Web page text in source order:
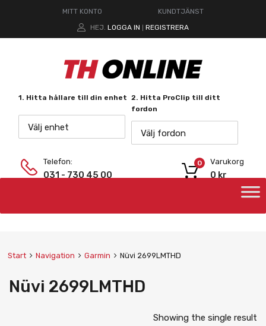
MITT KONTO
KUNDTJÄNST
HEJ. LOGGA IN REGISTRERA
1. Hitta hållare till din enhet
Välj enhet
2. Hitta ProClip till ditt
fordon
Välj fordon
Telefon:
031 - 730 45 00
Varukorg
0 kr
0
Start Navigation Garmin Nüvi 2699LMTHD
Nüvi 2699LMTHD
Showing the single result